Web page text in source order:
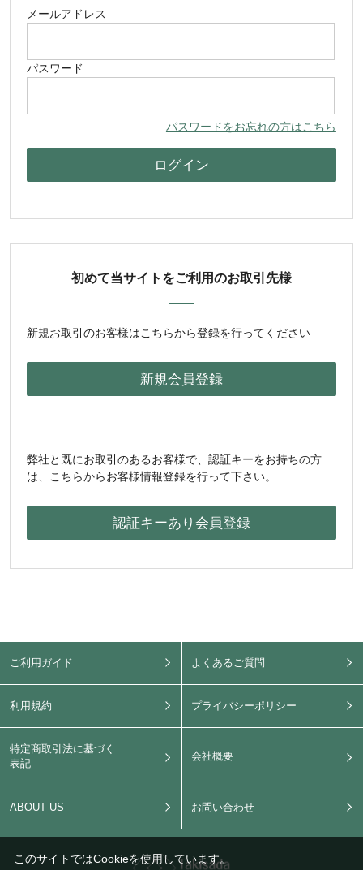
メールアドレス
パスワード
パスワードをお忘れの方はこちら
初めて当サイトをご利用のお取引先様
新規お取引のお客様はこちらから登録を行ってください
弊社と既にお取引のあるお客様で、認証キーをお持ちの方
は、こちらからお客様情報登録を行って下さい。
ご利用ガイド よくあるご質問
利用規約 プライバシーポリシー
特定商取引法に基づく
表記
会社概要
ABOUT US お問い合わせ
このサイトではCookieを使用しています。